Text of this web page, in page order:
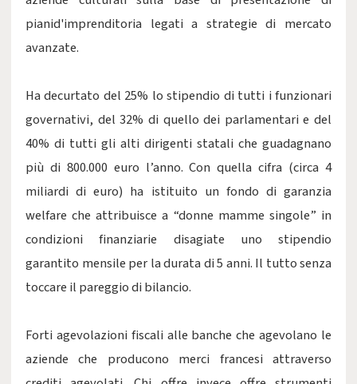
pianid'imprenditoria legati a strategie di mercato
avanzate.
Ha decurtato del 25% lo stipendio di tutti i funzionari
governativi, del 32% di quello dei parlamentari e del
40% di tutti gli alti dirigenti statali che guadagnano
più di 800.000 euro l’anno. Con quella cifra (circa 4
miliardi di euro) ha istituito un fondo di garanzia
welfare che attribuisce a “donne mamme singole” in
condizioni finanziarie disagiate uno stipendio
garantito mensile per la durata di 5 anni. Il tutto senza
toccare il pareggio di bilancio.
Forti agevolazioni fiscali alle banche che agevolano le
aziende che producono merci francesi attraverso